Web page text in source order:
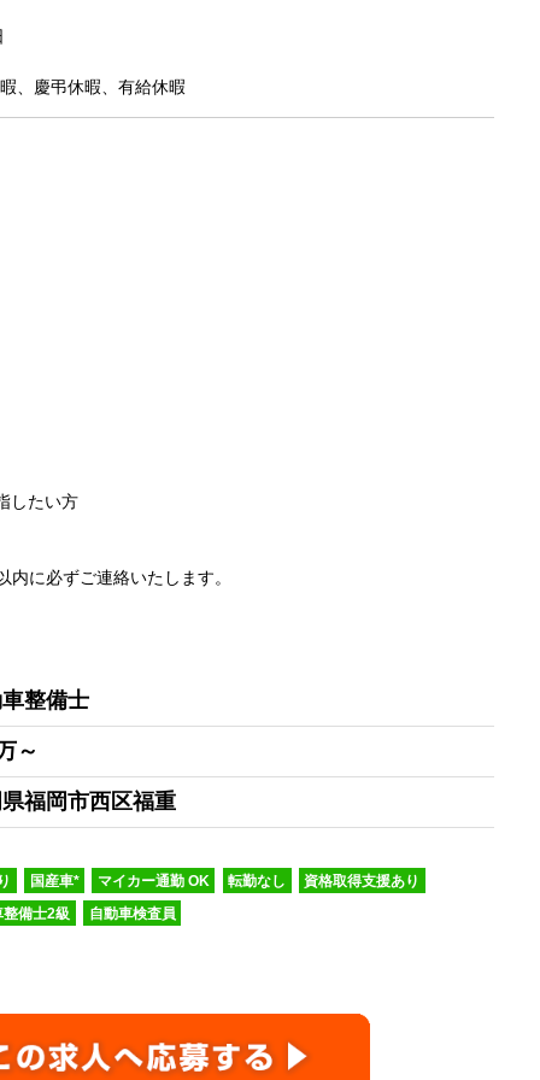
慶弔休暇、有給休暇
したい方
に必ずご連絡いたします。
整備士
～
福岡市西区福重
国産車* マイカー通勤 OK 転勤なし
資格取得支援あり
整備士2級
自動車検査員